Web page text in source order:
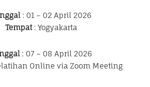
: 01 – 02 April 2026
Tempat: Yogyakarta
: 07 – 08 April 2026
Online via Zoom Meeting